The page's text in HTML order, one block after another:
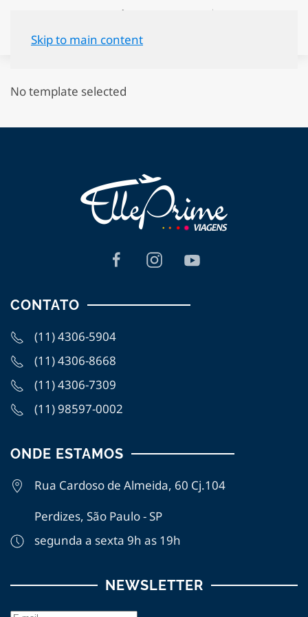
Skip to main content
No template selected
CONTATO
(11) 4306-5904
(11) 4306-8668
(11) 4306-7309
(11)98597-0002
ONDE ESTAMOS
Rua Cardoso de Almeida, 60 Cj.104
Perdizes, São Paulo - SP
segunda a sexta 9h as 19h
NEWSLETTER